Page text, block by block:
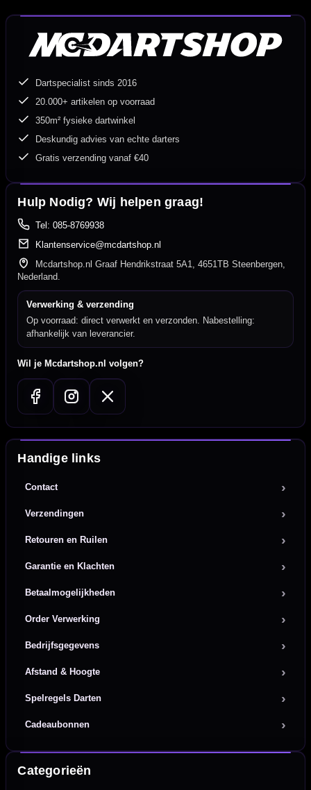
Dartspecialist sinds 2016
20.000+ artikelen op voorraad
350m² fysieke dartwinkel
Deskundig advies van echte darters
Gratis verzending vanaf €40
Hulp Nodig? Wij helpen graag!
Tel: 085-8769938
Klantenservice@mcdartshop.nl
Mcdartshop.nl Graaf Hendrikstraat 5A1, 4651TB Steenbergen,
Nederland.
Verwerking & verzending
Op voorraad: direct verwerkt en verzonden. Nabestelling:
afhankelijk van leverancier.
Wil je Mcdartshop.nl volgen?
Handige links
Contact
Verzendingen
Retouren en Ruilen
Garantie en Klachten
Betaalmogelijkheden
Order Verwerking
Bedrijfsgegevens
Afstand & Hoogte
Spelregels Darten
Cadeaubonnen
Categorieën